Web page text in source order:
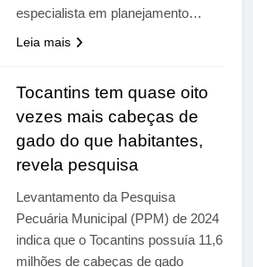
especialista em planejamento…
Leia mais
Tocantins tem quase oito
vezes mais cabeças de
gado do que habitantes,
revela pesquisa
Levantamento da Pesquisa
Pecuária Municipal (PPM) de 2024
indica que o Tocantins possuía 11,6
milhões de cabeças de gado